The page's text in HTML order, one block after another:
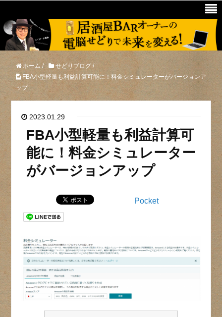
ホーム / せどりブログ/
FBA小型軽量も利益計算可能に！料金シミュレーターがバージョンア
ップ
2023.01.29
FBA小型軽量も利益計算可
能に！料金シミュレーター
がバージョンアップ
Pocket